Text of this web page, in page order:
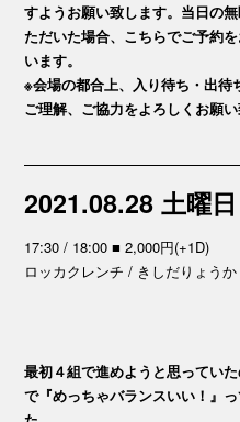
すようお願い致します。当日の
ただいた場合、こちらでご予約
います。
※会場の都合上、入り待ち・出待
ご理解、ご協力をよろしくお願い
2021.08.28 土曜日
17:30 / 18:00 ■ 2,000円(+1D)
ロッカクレンチ / きしだりょう
最初４組で進めようと思ってい
で『めっちゃバランスいい！』